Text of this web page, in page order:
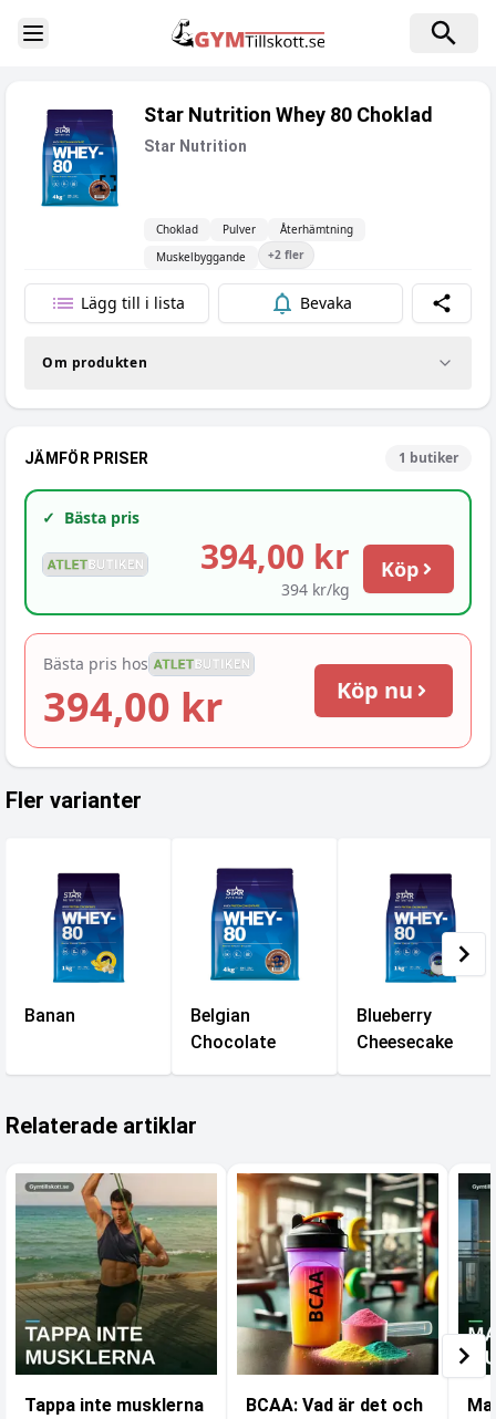
Toggle Sidebar
Star Nutrition Whey 80 Choklad
Star Nutrition
Choklad Pulver
Återhämtning
Muskelbyggande
+2 fler
Lägg till i lista Bevaka Dela
Om produkten
JÄMFÖR PRISER 1 butiker
✓ Bästa pris
394,00 kr
394 kr/kg
Köp
Bästa pris hos
394,00 kr Köp nu
Fler varianter
Banan
Belgian
Chocolate
Blueberry
Cheesecake
Relaterade artiklar
Tappa inte musklerna
BCAA: Vad är det och